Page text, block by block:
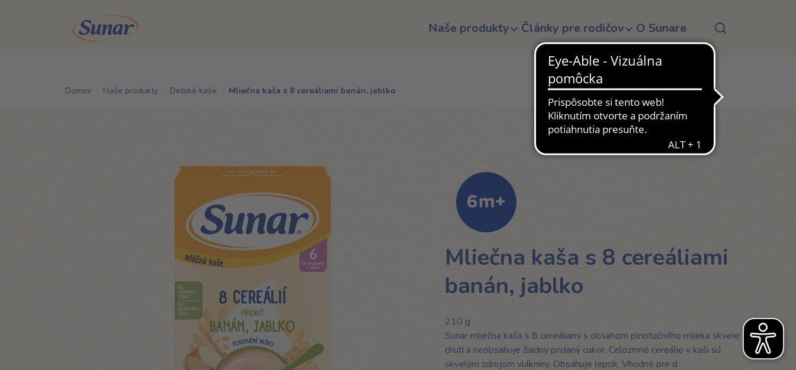
Skip to main content
Naše produkty Články pre rodičov O Sunare
Domov Naše produkty Detské kaše Mliečna kaša s 8 cereáliami banán, jablko
Mliečna kaša s 8 cereáliami
banán, jablko
210 g
Sunar mliečna kaša s 8 cereáliami s obsahom plnotučného mlieka skvele
chutí a neobsahuje žiadny pridaný cukor. Celozrnné cereálie v kaši sú
skvelým zdrojom vlákniny. Obsahuje lepok. Vhodné pre d